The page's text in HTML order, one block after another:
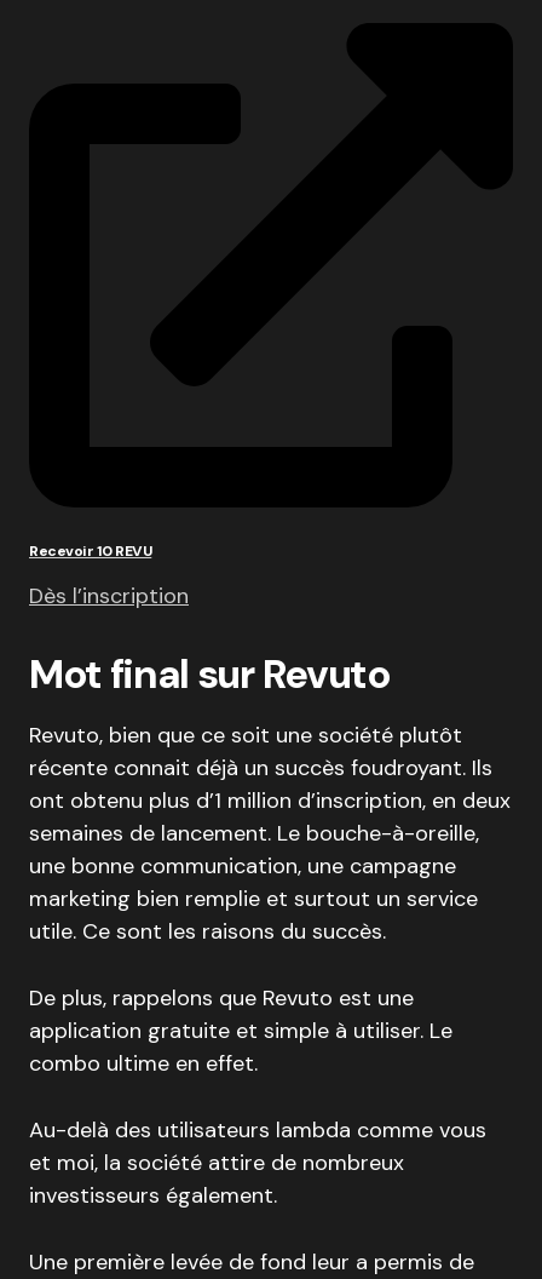
Recevoir 10 REVU
Dès l’inscription
Mot final sur Revuto
Revuto, bien que ce soit une société plutôt
récente connait déjà un succès foudroyant. Ils
ont obtenu plus d’1 million d’inscription, en deux
semaines de lancement. Le bouche-à-oreille,
une bonne communication, une campagne
marketing bien remplie et surtout un service
utile. Ce sont les raisons du succès.
De plus, rappelons que Revuto est une
application gratuite et simple à utiliser. Le
combo ultime en effet.
Au-delà des utilisateurs lambda comme vous
et moi, la société attire de nombreux
investisseurs également.
Une première levée de fond leur a permis de